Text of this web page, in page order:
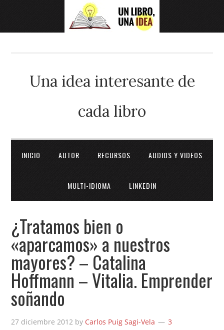
Una idea interesante de
cada libro
INICIO AUTOR RECURSOS AUDIOS Y VIDEOS
MULTI-IDIOMA LINKEDIN
¿Tratamos bien o
«aparcamos» a nuestros
mayores? – Catalina
Hoffmann – Vitalia. Emprender
soñando
27 diciembre 2012 by Carlos Puig Sagi-Vela
3